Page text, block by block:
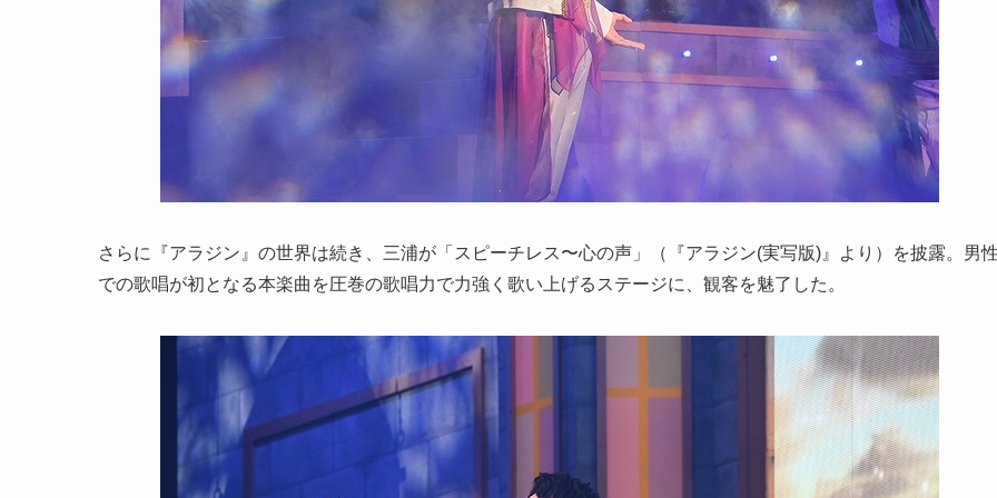
さらに『アラジン』の世界は続き、三浦が「スピーチレス〜心の声」（『アラジン(実写版)』より）を披露。男
での歌唱が初となる本楽曲を圧巻の歌唱力で力強く歌い上げるステージに、観客を魅了した。